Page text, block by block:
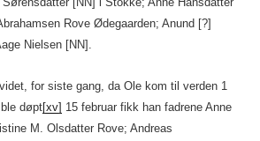
Rove Ødegaarden; Anund [?]
Nielsen [NN].
for siste gang, da Ole kom til verden 1
døpt[xv] 15 februar fikk han fadrene Anne
M. Olsdatter Rove; Andreas